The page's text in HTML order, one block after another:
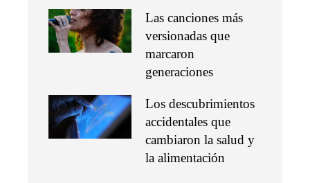
Las canciones más
versionadas que
marcaron
generaciones
Los descubrimientos
accidentales que
cambiaron la salud y
la alimentación